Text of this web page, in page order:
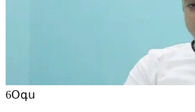
6Օգս